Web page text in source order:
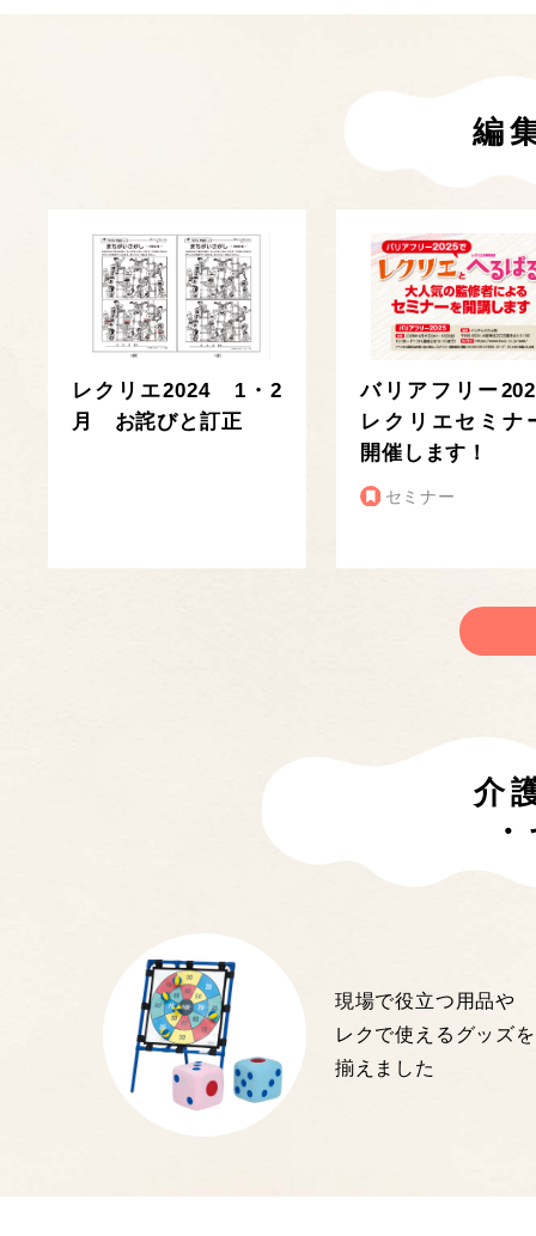
編
レクリエ2024 1・2
月 お詫びと訂正
バリアフリー
レクリエセミナ
開催します！
セミナー
介
現場で役立つ用品や
レクで使えるグッズを
揃えました